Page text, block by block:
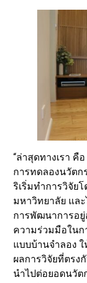
“ล่าสุดทางเรา คื
การทดลองนวัตก
ริเริ่มทำการวิจัย
มหาวิทยาลัย แล
การพัฒนาการอยู่
ความร่วมมือใน
แบบบ้านจำลอง
ผลการวิจัยที่ตรง
นำไปต่อยอดนวัต